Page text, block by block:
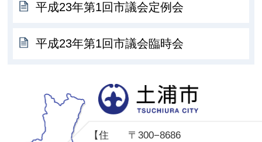
平成23年第1回市議会定例会
平成23年第1回市議会臨時会
【住
〒300−8686